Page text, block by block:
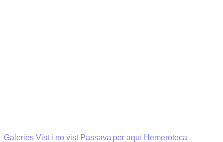
Galeries Vist i no vist Passava per aquí Hemeroteca